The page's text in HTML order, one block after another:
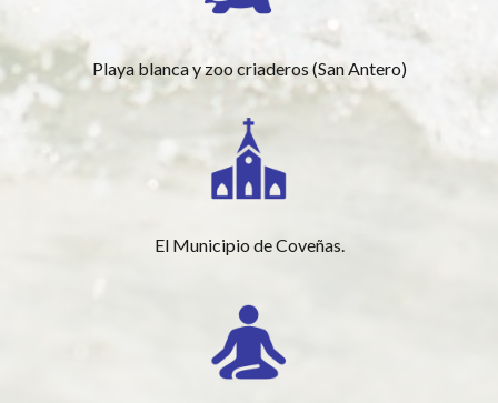
Playa blanca y zoo criaderos (San Antero)
El Municipio de Coveñas.